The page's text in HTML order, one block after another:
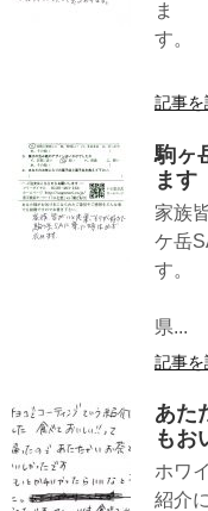
ま
（
記事を
駒ヶ
ます
家族
ケ岳
県...
記事を
あた
もお
ホワ
紹介